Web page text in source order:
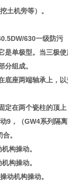
土机旁等）。
630一级防污
单极型。当三极
组成。
底座两端轴承上，
定在两个瓷柱的顶
9，（GW4系列隔
。
构操动。
构操动。
动机构操动。